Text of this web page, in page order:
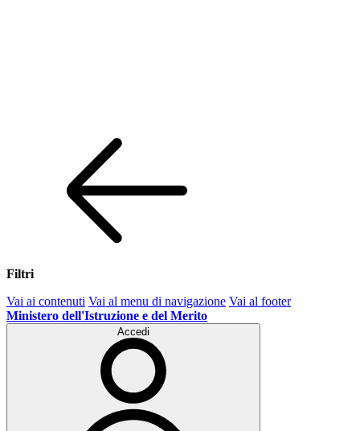
Filtri
Vai ai contenuti Vai al menu di navigazione Vai al footer
Ministero dell'Istruzione e del Merito
Accedi